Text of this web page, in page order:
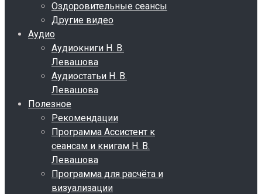
Оздоровительные сеансы
Другие видео
Аудио
Аудиокниги Н. В.
Левашова
Аудиостатьи Н. В.
Левашова
Полезное
Рекомендации
Программа Ассистент к
сеансам и книгам Н. В.
Левашова
Программа для расчёта и
визуализации